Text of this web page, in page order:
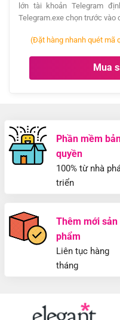
lớn tài khoản Telegram
Telegram.exe chọn trước vào
(Đặt hàng nhanh quét mã
Mua
Phần mềm
quyền
100% từ nhà
triển
Thêm mới sản
phẩm
Liên tục hàng
tháng